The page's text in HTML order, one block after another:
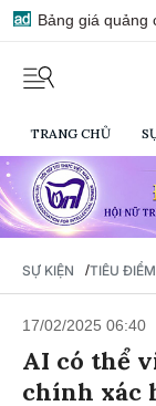
Bảng giá quảng
TRANG CHỦ
SỰ KIỆN /TIÊU ĐIỂM
17/02/2025 06:40
AI có thể
chính xác